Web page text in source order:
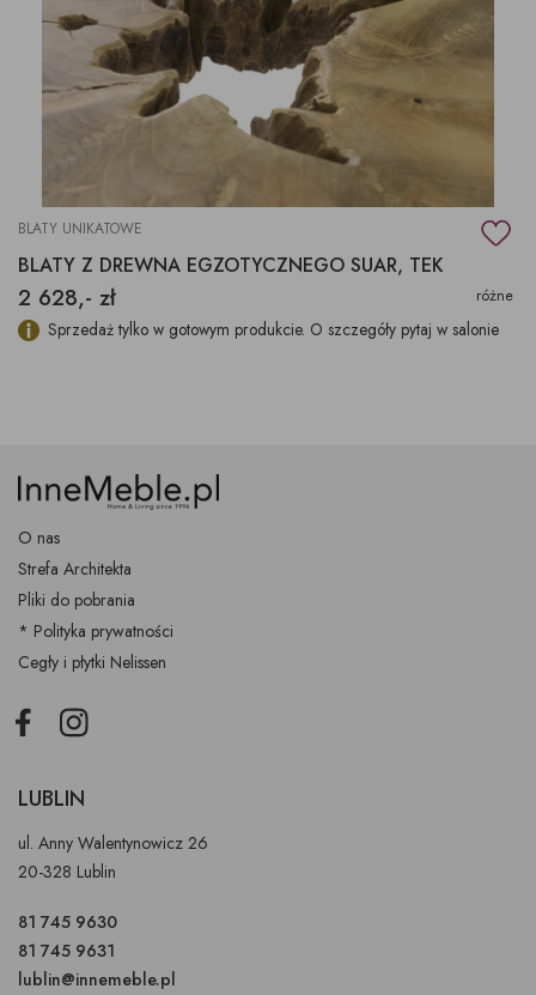
BLATY UNIKATOWE
BLATY Z DREWNA EGZOTYCZNEGO SUAR, TEK
2 628,- zł różne
Sprzedaż tylko w gotowym produkcie. O szczegóły pytaj w salonie
O nas
Strefa Architekta
Pliki do pobrania
* Polityka prywatności
Cegły i płytki Nelissen
FacebookInstagram
LUBLIN
ul. Anny Walentynowicz 26
20-328 Lublin
81 745 9630
81 745 9631
lublin@innemeble.pl